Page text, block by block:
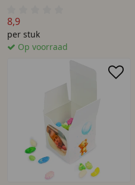
8,9
per stuk
Op voorraad